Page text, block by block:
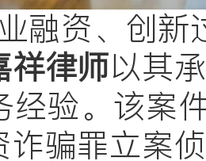
融资、创
祥律师以其
经验。该案
诈骗罪立案